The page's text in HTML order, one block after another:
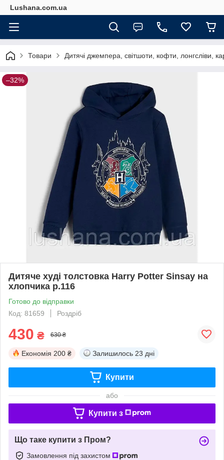
Lushana.com.ua
Товари Дитячі джемпера, світшоти, кофти, лонгсліви,
–32%
Дитяче худі толстовка Harry Potter Sinsay на
хлопчика р.116
Готово до відправки
Код: 81659
Роздріб
430 ₴ 630 ₴
Економія 200 ₴ Залишилось 23 дні
Купити
або
Купити з
Що таке купити з Пром?
Замовлення під захистом